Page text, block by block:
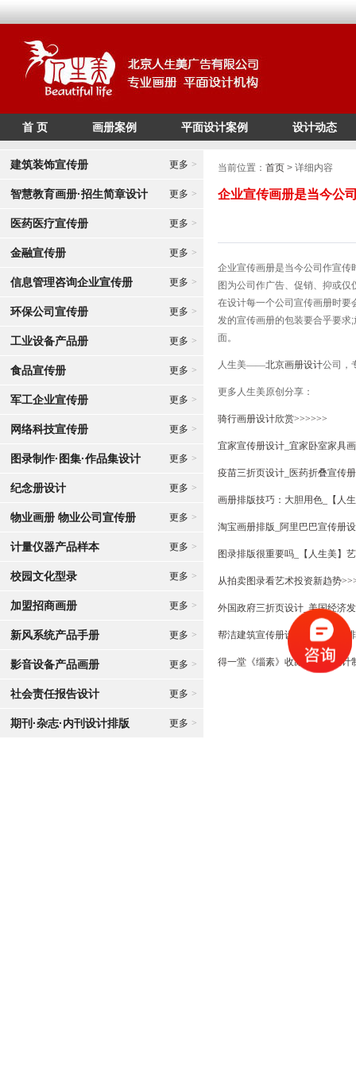
/* */
首 页 画册案例 平面设计案例 设计动态
建筑装饰宣传册 更多 >
智慧教育画册·招生简章设计 更多 >
医药医疗宣传册 更多 >
金融宣传册 更多 >
信息管理咨询企业宣传册 更多 >
环保公司宣传册 更多 >
工业设备产品册 更多 >
食品宣传册 更多 >
军工企业宣传册 更多 >
网络科技宣传册 更多 >
图录制作·图集·作品集设计 更多 >
纪念册设计 更多 >
物业画册 物业公司宣传册 更多 >
计量仪器产品样本 更多 >
校园文化型录 更多 >
加盟招商画册 更多 >
新风系统产品手册 更多 >
影音设备产品画册 更多 >
社会责任报告设计 更多 >
期刊·杂志·内刊设计排版 更多 >
当前位置： 首页 > 详细内容
企业宣传画册是当今公
企业宣传画册是当今公司作宣传
图为公司作广告、促销、抑或
在设计每一个公司宣传画册时要
发的宣传画册的包装要合乎要求
面。
人生美——北京画册设计公司，
更多人生美原创分享：
骑行画册设计欣赏>>>>>>
宜家宣传册设计_宜家卧室家具
疫苗三折页设计_医药折叠宣传
画册排版技巧：大胆用色_【人
淘宝画册排版_阿里巴巴宣传册
图录排版很重要吗_【人生美】
从拍卖图录看艺术投资新趋势
外国政府三折页设计_美国经济
帮洁建筑宣传册设计_建材画册
得一堂《缁素》收藏品图录设计